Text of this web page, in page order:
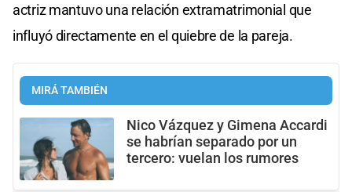
actriz mantuvo una relación extramatrimonial que
influyó directamente en el quiebre de la pareja.
MIRÁ TAMBIÉN
Nico Vázquez y Gimena Accardi
se habrían separado por un
tercero: vuelan los rumores